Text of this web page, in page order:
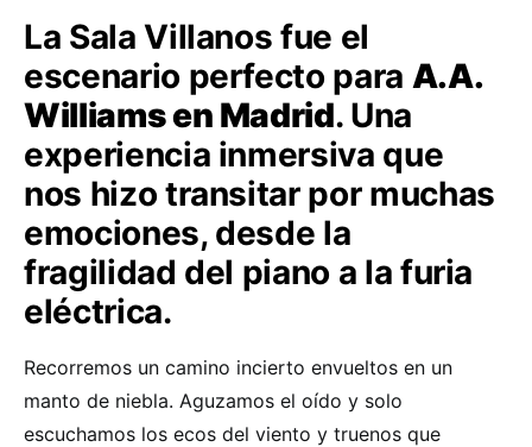
La Sala Villanos fue el
escenario perfecto para A.A.
Williams en Madrid. Una
experiencia inmersiva que
nos hizo transitar por muchas
emociones, desde la
fragilidad del piano a la furia
eléctrica.
Recorremos un camino incierto envueltos en un
manto de niebla. Aguzamos el oído y solo
escuchamos los ecos del viento y truenos que